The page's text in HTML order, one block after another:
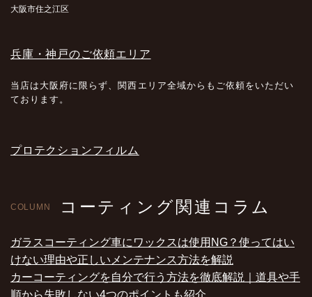
大阪市住之江区
兵庫・神戸のご依頼エリア
当店は大阪府に限らず、関西エリア全域からもご依頼をいただい
ております。
プロテクションフィルム
COLUMN コーティング関連コラム
ガラスコーティング車にワックスは使用NG？使ってはい
けない理由や正しいメンテナンス方法を解説
カーコーティングを自分で行う方法を徹底解説｜道具や手
順から失敗しない4つのポイントも紹介